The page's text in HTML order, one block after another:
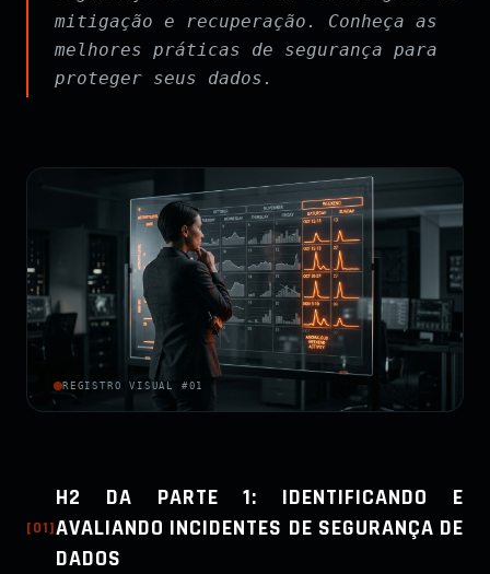
mitigação e recuperação. Conheça as
melhores práticas de segurança para
proteger seus dados.
REGISTRO VISUAL #01
[01]
H2 DA PARTE 1: IDENTIFICANDO E
AVALIANDO INCIDENTES DE SEGURANÇA DE
DADOS